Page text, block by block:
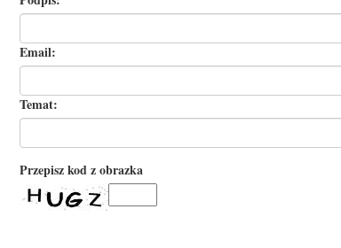
Email:
Temat:
Przepisz kod z obrazka